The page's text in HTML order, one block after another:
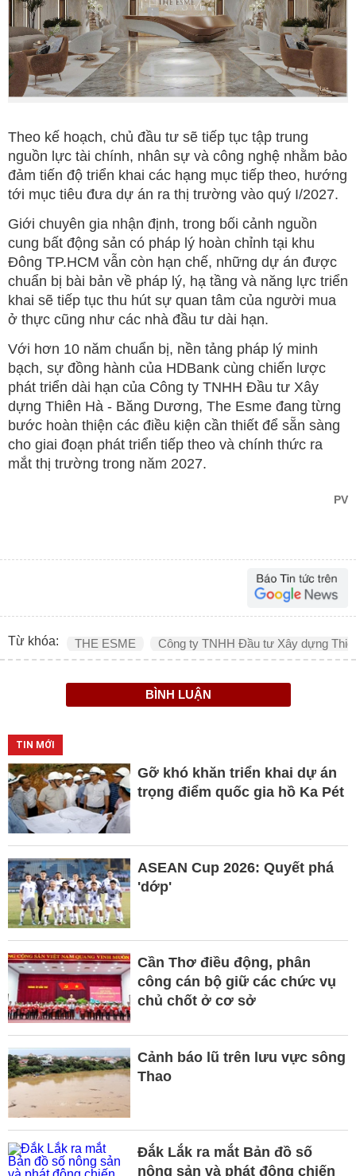
Theo kế hoạch, chủ đầu tư sẽ tiếp tục tập trung
nguồn lực tài chính, nhân sự và công nghệ nhằm bảo
đảm tiến độ triển khai các hạng mục tiếp theo, hướng
tới mục tiêu đưa dự án ra thị trường vào quý I/2027.
Giới chuyên gia nhận định, trong bối cảnh nguồn
cung bất động sản có pháp lý hoàn chỉnh tại khu
Đông TP.HCM vẫn còn hạn chế, những dự án được
chuẩn bị bài bản về pháp lý, hạ tầng và năng lực triển
khai sẽ tiếp tục thu hút sự quan tâm của người mua
ở thực cũng như các nhà đầu tư dài hạn.
Với hơn 10 năm chuẩn bị, nền tảng pháp lý minh
bạch, sự đồng hành của HDBank cùng chiến lược
phát triển dài hạn của Công ty TNHH Đầu tư Xây
dựng Thiên Hà - Băng Dương, The Esme đang từng
bước hoàn thiện các điều kiện cần thiết để sẵn sàng
cho giai đoạn phát triển tiếp theo và chính thức ra
mắt thị trường trong năm 2027.
PV
Từ khóa: THE ESME Công ty TNHH Đầu tư Xây dựng
BÌNH LUẬN
TIN MỚI
Gỡ khó khăn triển khai dự án
trọng điểm quốc gia hồ Ka Pét
ASEAN Cup 2026: Quyết phá
'dớp'
Cần Thơ điều động, phân
công cán bộ giữ các chức vụ
chủ chốt ở cơ sở
Cảnh báo lũ trên lưu vực sông
Thao
Đắk Lắk ra mắt Bản đồ số
nông sản và phát động chiến